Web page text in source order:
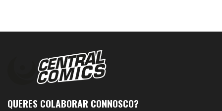
QUERES COLABORAR CONNOSCO?